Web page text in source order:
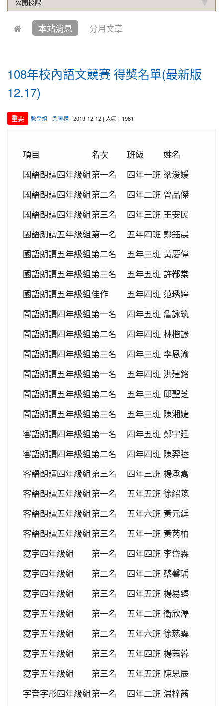
標賽成績優異
2021-01-13 賀!
恭喜六年四班宋芸姿、五年四班林
2020-12-31 賀!
本校學生參加109年桃園市理事長
盃溜冰錦標賽成績優異
2020-12-14
校聯合運動會楊梅區選拔賽成績優異
2020-11-17
本校學生參加臺北市109年第38屆
中正盃溜冰錦標賽成績優異
2020-11-16
賀!
恭賀本校六年四班學生林恩如參加
桃園市109年度「3Q達人故事甄選活動」，榮獲EQ
類(國小組)第二名
2020-11-06 賀!
本校學生參加2020年壢運盃羽球錦
標賽成績優異
2020-10-27 賀!
本校學生參加109年桃園市議長盃
跆拳道錦標賽成績優異
跆拳道錦標賽成績優異
2020-10-27 賀!
本校學生參加運動i台灣109年桃園
市平鎮楊梅區羽球社區聯誼賽成績優異
全國溜冰錦標賽成績優異
2020-10-27 賀!
本校學生參加109年桃園市基層運
2020-10-21
恭喜本校六年六班花逸珊同學參加
「桃園市109學年度學生美術比賽」獲得繪畫類第三
灣社區羽球聯誼賽成績優異
2020-09-10 賀!
本校學生參加109年桃園市運動會-
拔賽成績優異
2020-09-04 賀!
本校學生參加2020YONEX一線入
2020-07-15
本校學生參加2020年第六屆新北市
寶獅萊夏季理事長盃溜冰錦標賽成績優異
2020-07-08 賀!
本校學生參加109年桃園市運動會
2020-03-11 賀!
109年校內美術比賽 得獎名單
2020-01-09 賀!
本校學生參加玄峰盃羽球錦標賽成
績優異
羽球錦標賽成績優異
2019-12-20 賀!
本校學生參加109年桃園市中小學
校聯合運動會楊梅區選拔賽成績優異
公開授課
本站消息 分月文章
108年校內語文競賽 得獎名單(最新版
12.17)
重要 教學組 - 榮譽榜| 2019-12-12 | 人氣：1981
項目 名次 班級
姓名
國語朗讀四年級組第一名 四年一班 梁湲媛
國語朗讀四年級組第二名 四年二班 曾品傑
國語朗讀四年級組第三名 四年三班 王安民
國語朗讀五年級組第一名 五年四班 鄭鈺晨
國語朗讀五年級組第二名 五年三班 黃慶偉
國語朗讀五年級組第三名 五年五班 許鄀棠
國語朗讀五年級組佳作 五年四班 范琇婷
閩語朗讀四年級組第一名 四年五班 詹詠筑
閩語朗讀四年級組第二名 四年四班 林楷諺
閩語朗讀四年級組第三名 四年三班 李恩渝
閩語朗讀五年級組第一名 五年四班 洪建銘
閩語朗讀五年級組第二名 五年三班 邱聖芝
閩語朗讀五年級組第三名 五年三班 陳湘婕
客語朗讀四年級組第一名 四年五班 鄭宇廷
客語朗讀四年級組第二名 四年四班 陳羿稑
客語朗讀四年級組第三名 四年三班 楊承寯
客語朗讀五年級組第一名 五年五班 徐紹筑
客語朗讀五年級組第二名 五年六班 黃元廷
客語朗讀五年級組第三名 五年一班 黃芮柏
寫字四年級組
第一名 四年四班 李岱霖
寫字四年級組
第二名 四年二班 蔡馨瑀
寫字四年級組
第三名 四年五班 楊易臻
寫字五年級組
第一名 五年二班 衛欣澤
寫字五年級組
第二名 五年六班 徐慈霙
寫字五年級組
第三名 五年四班 楊茜蓉
寫字五年級組
第三名 五年五班 陳思辰
字音字形四年級組第一名 四年二班 温梓茜